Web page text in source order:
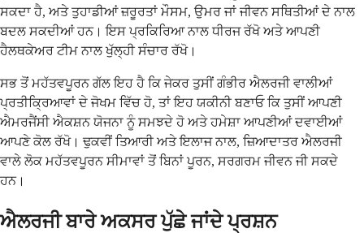
ਸਕਦਾ ਹੈ, ਅਤੇ ਤੁਹਾਡੀਆਂ ਜ਼ਰੂਰਤਾਂ ਮੌਸਮ, ਉਮਰ ਜਾਂ ਜੀਵਨ ਸਥਿਤੀਆਂ ਦੇ ਨਾਲ
ਬਦਲ ਸਕਦੀਆਂ ਹਨ। ਇਸ ਪ੍ਰਕਿਰਿਆ ਨਾਲ ਧੀਰਜ ਰੱਖੋ ਅਤੇ ਆਪਣੀ
ਹੈਲਥਕੇਅਰ ਟੀਮ ਨਾਲ ਖੁੱਲ੍ਹੀ ਸੰਚਾਰ ਰੱਖੋ।
ਸਭ ਤੋਂ ਮਹੱਤਵਪੂਰਨ ਗੱਲ ਇਹ ਹੈ ਕਿ ਜੇਕਰ ਤੁਸੀਂ ਗੰਭੀਰ ਐਲਰਜੀ ਵਾਲੀਆਂ
ਪ੍ਰਤੀਕ੍ਰਿਆਵਾਂ ਦੇ ਜੋਖਮ ਵਿੱਚ ਹੋ, ਤਾਂ ਇਹ ਯਕੀਨੀ ਬਣਾਓ ਕਿ ਤੁਸੀਂ ਆਪਣੀ
ਐਮਰਜੈਂਸੀ ਐਕਸ਼ਨ ਯੋਜਨਾ ਨੂੰ ਸਮਝਦੇ ਹੋ ਅਤੇ ਹਮੇਸ਼ਾ ਆਪਣੀਆਂ ਦਵਾਈਆਂ
ਆਪਣੇ ਕੋਲ ਰੱਖੋ। ਢੁਕਵੀਂ ਤਿਆਰੀ ਅਤੇ ਇਲਾਜ ਨਾਲ, ਜ਼ਿਆਦਾਤਰ ਐਲਰਜੀ
ਵਾਲੇ ਲੋਕ ਮਹੱਤਵਪੂਰਨ ਸੀਮਾਵਾਂ ਤੋਂ ਬਿਨਾਂ ਪੂਰਨ, ਸਰਗਰਮ ਜੀਵਨ ਜੀ ਸਕਦੇ
ਹਨ।
ਐਲਰਜੀ ਬਾਰੇ ਅਕਸਰ ਪੁੱਛੇ ਜਾਂਦੇ ਪ੍ਰਸ਼ਨ